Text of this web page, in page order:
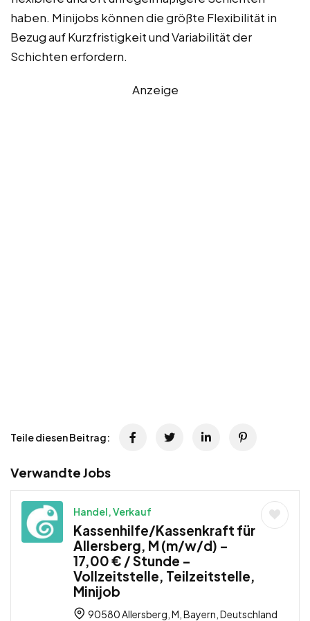
haben. Minijobs können die größte Flexibilität in
Bezug auf Kurzfristigkeit und Variabilität der
Schichten erfordern.
Anzeige
Teile diesen Beitrag:
Verwandte Jobs
Handel, Verkauf
Kassenhilfe/Kassenkraft für
Allersberg, M (m/w/d) –
17,00 € / Stunde –
Vollzeitstelle, Teilzeitstelle,
Minijob
90580 Allersberg, M, Bayern, Deutschland